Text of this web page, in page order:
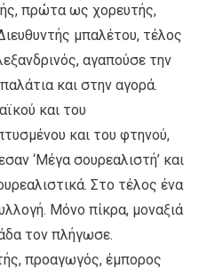
πρώτα ως χορευτής,
μπαλέτου, τέλος
αγαπούσε την
και στην αγορά.
και του
και του φτηνού,
‘Μέγα σουρεαλιστή’ και
Στο τέλος ένα
Μόνο πίκρα, μοναξιά
τον πλήγωσε.
προαγωγός, έμπορος